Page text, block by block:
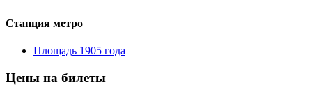
Станция метро
Площадь 1905 года
Цены на билеты